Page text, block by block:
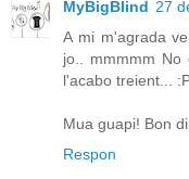
MyBigBlind 27
A mi m'agrada
jo.. mmmmm
l'acabo treient...
Mua guapi! Bon
Respon